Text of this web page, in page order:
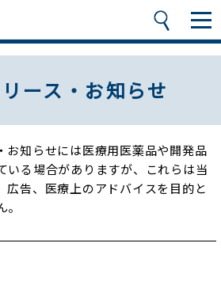
ース・お知らせ
お知らせには医療用医薬品や開発品
る場合がありますが、
これらは当
広告、医療上のアドバイスを目的と